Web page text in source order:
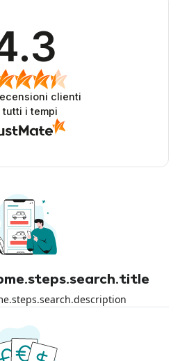
clienti
tutti i tempi